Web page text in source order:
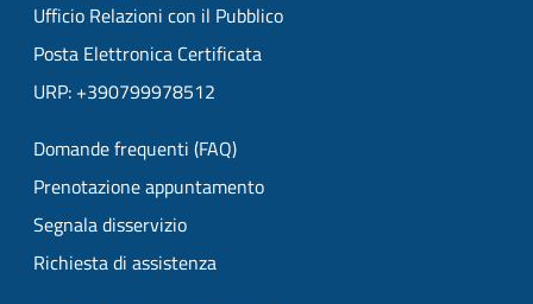
Ufficio Relazioni con il Pubblico
Posta Elettronica Certificata
URP: +390799978512
Domande frequenti (FAQ)
Prenotazione appuntamento
Segnala disservizio
Richiesta di assistenza